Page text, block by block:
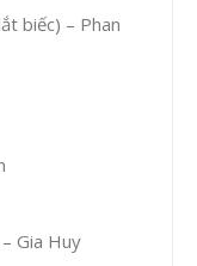
biếc) – Phan
Gia Huy